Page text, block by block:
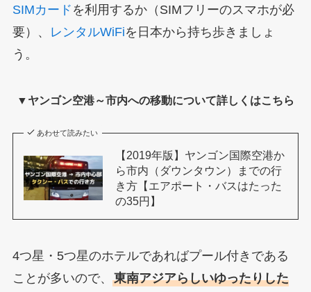
SIMカード を利用するか（SIMフリーのスマホが必
要）、
レンタルWiFiを日本から持ち歩きましょ
う。
▼ヤンゴン空港～市内への移動について詳しくはこちら
あわせて読みたい
【2019年版】ヤンゴン国際空港か
ら市内（ダウンタウン）までの行
き方【エアポート・バスはたった
の35円】
4つ星・5つ星のホテルであればプール付きである
ことが多いので、 東南アジアらしいゆったりした